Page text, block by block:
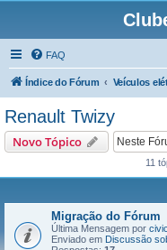
FAQ
Índice do Fórum
Renault Twizy
Novo Tópico
11
Migração do Fórum
Última Mensagem por civic
Enviado em Discussão